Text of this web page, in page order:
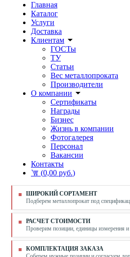
Главная
Каталог
Услуги
Доставка
Клиентам
ГОСТы
ТУ
Статьи
Вес металлопроката
Производители
О компании
Сертификаты
Награды
Бизнес
Жизнь в компании
Фотогалерея
Персонал
Вакансии
Контакты
(0,00 руб.)
ШИРОКИЙ СОРТАМЕНТ
Подберем металлопрокат под
РАСЧЕТ СТОИМОСТИ
Проверим позиции, единицы измерения
КОМПЛЕКТАЦИЯ ЗАКАЗА